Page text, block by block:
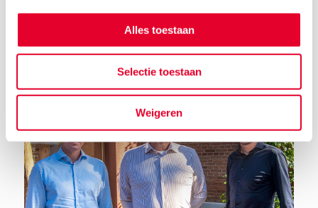
Alles toestaan
Selectie toestaan
Weigeren